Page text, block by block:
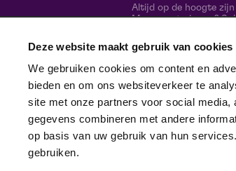
Deze website maakt gebruik van cookies
We gebruiken cookies om content en
bieden en om ons websiteverkeer te
site met onze partners voor social
gegevens combineren met andere
op basis van uw gebruik van hun
gebruiken.
Altijd op de hoogte
Maaspoort nieuws?
schrijf
volg ons op